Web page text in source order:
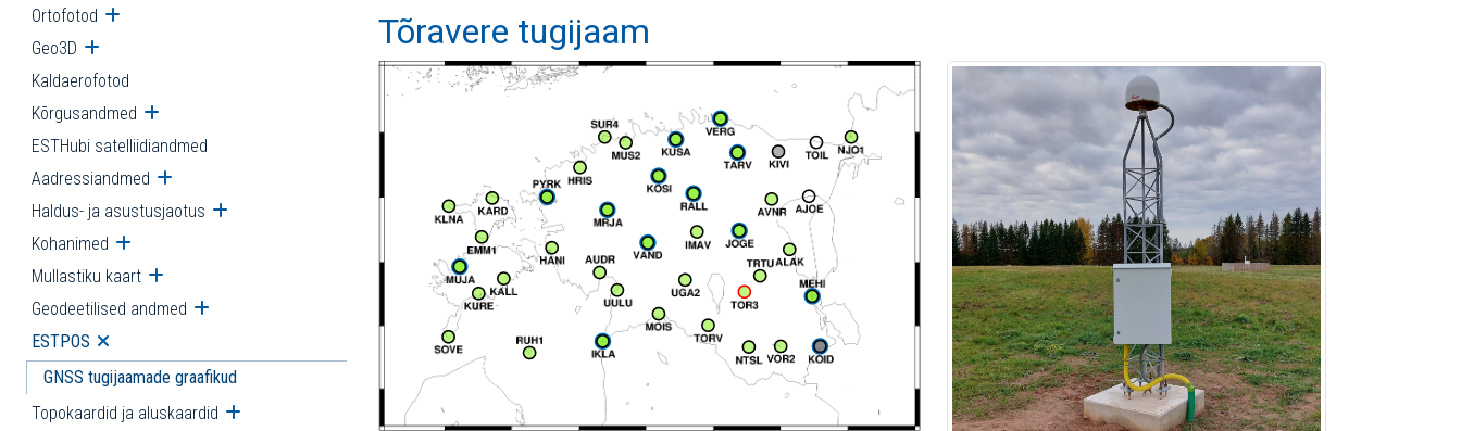
Ortofotod Ava alammenüü
Geo3D Ava alammenüü
Kaldaerofotod
Kõrgusandmed Ava alammenüü
ESTHubi satelliidiandmed
Aadressiandmed Ava alammenüü
Haldus- ja asustusjaotus Ava alammenüü
Kohanimed Ava alammenüü
Mullastiku kaart Ava alammenüü
Geodeetilised andmed Ava alammenüü
ESTPOS Ava alammenüü
GNSS tugijaamade graafikud
Topokaardid ja aluskaardid Ava alammenüü
Tõravere tugijaam